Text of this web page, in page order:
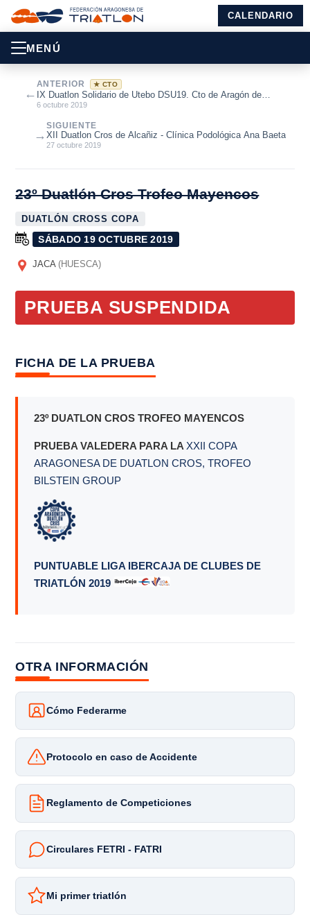
CALENDARIO
MENÚ
←
ANTERIOR ★ CTO
IX Duatlon Solidario de Utebo DSU19. Cto de Aragón de
Duatlón Cros 2019
6 octubre 2019
SIGUIENTE
XII Duatlon Cros de Alcañiz - Clínica Podológica Ana Baeta
27 octubre 2019
→
23º Duatlón Cros Trofeo Mayencos
DUATLÓN CROSS COPA
SÁBADO 19 OCTUBRE 2019
JACA (HUESCA)
PRUEBA SUSPENDIDA
FICHA DE LA PRUEBA
23º DUATLON CROS TROFEO MAYENCOS
PRUEBA VALEDERA PARA LAXXII COPA
ARAGONESA DE DUATLON CROS, TROFEO
BILSTEIN GROUP
PUNTUABLE LIGA IBERCAJA DE CLUBES DE
TRIATLÓN 2019
OTRA INFORMACIÓN
Cómo Federarme
Protocolo en caso de Accidente
Reglamento de Competiciones
Circulares FETRI - FATRI
Mi primer triatlón